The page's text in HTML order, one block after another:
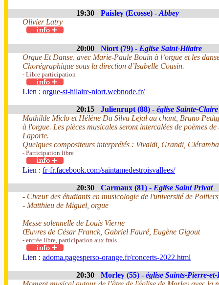
19:30 Paisley (Ecosse) - Abbey
Olivier Latry
20:00 Niort (79) - Eglise Saint-Hilaire
Orgue Et Danse, avec Marie-Paule Bouin à l’orgue et les
Chorégraphique sous la direction d’Isabelle Cousin.
- Libre participation
Lien : orgue-st-hilaire-niort.webnode.fr/
20:15 Julienrupt (88) - église Sainte-Claire
Mathilde Miclo et Hélène Da Silva Lejal au chant, Bruno
à l'orgue. Les pièces musicales seront intercalées de poèmes
Laporte.
Quelques compositeurs interprétés : Vivaldi, Grandi,
- Participation libre
Lien : fr-fr.facebook.com/saintamedestroisvallees/
20:30 Carmaux (81) - Eglise Saint Privat
- Chœur des étudiants en musicologie de l'université de
- Matthieu de Miguel, orgue
Messe solennelle de Louis Vierne
Œuvres de César Franck, Gabriel Fauré, Eugène Gigout
- entrée libre, participation aux frais
Lien : adoma.pagesperso-orange.fr/concerts-2022.html
20:30 Morley (55) - église Saints-Pierre-